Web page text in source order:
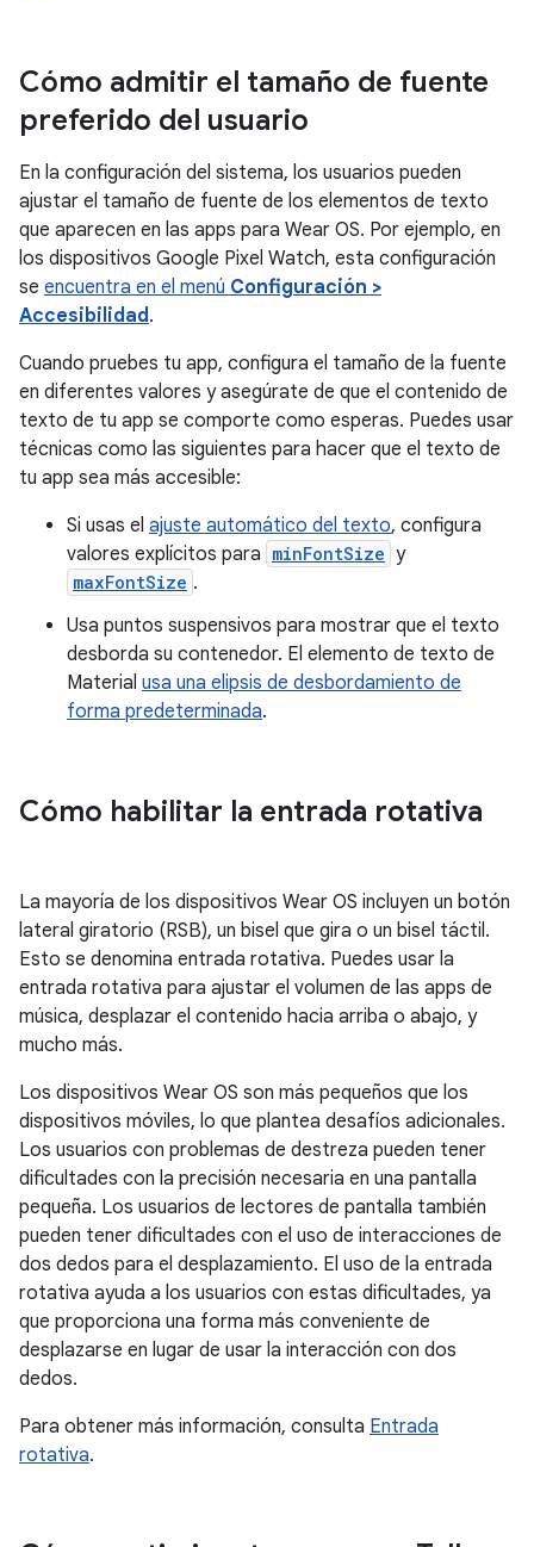
Cómo admitir el tamaño de fuente
preferido del usuario
En la configuración del sistema, los usuarios pueden
ajustar el tamaño de fuente de los elementos de texto
que aparecen en las apps para Wear OS. Por ejemplo, en
los dispositivos Google Pixel Watch, esta configuración
se encuentra en el menú Configuración >
Accesibilidad.
Cuando pruebes tu app, configura el tamaño de la fuente
en diferentes valores y asegúrate de que el contenido de
texto de tu app se comporte como esperas. Puedes usar
técnicas como las siguientes para hacer que el texto de
tu app sea más accesible:
Si usas el ajuste automático del texto, configura
valores explícitos para minFontSize y
maxFontSize .
Usa puntos suspensivos para mostrar que el texto
desborda su contenedor. El elemento de texto de
Material usa una elipsis de desbordamiento de
forma predeterminada.
Cómo habilitar la entrada rotativa
La mayoría de los dispositivos Wear OS incluyen un botón
lateral giratorio (RSB), un bisel que gira o un bisel táctil.
Esto se denomina entrada rotativa. Puedes usar la
entrada rotativa para ajustar el volumen de las apps de
música, desplazar el contenido hacia arriba o abajo, y
mucho más.
Los dispositivos Wear OS son más pequeños que los
dispositivos móviles, lo que plantea desafíos adicionales.
Los usuarios con problemas de destreza pueden tener
dificultades con la precisión necesaria en una pantalla
pequeña. Los usuarios de lectores de pantalla también
pueden tener dificultades con el uso de interacciones de
dos dedos para el desplazamiento. El uso de la entrada
rotativa ayuda a los usuarios con estas dificultades, ya
que proporciona una forma más conveniente de
desplazarse en lugar de usar la interacción con dos
dedos.
Para obtener más información, consulta Entrada
rotativa.